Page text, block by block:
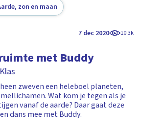
zon en maan
7 dec 2020 10.3k
met Buddy
zweven een heleboel planeten,
Wat kom je tegen als je
vanaf de aarde? Daar gaat deze
dans mee met Buddy.